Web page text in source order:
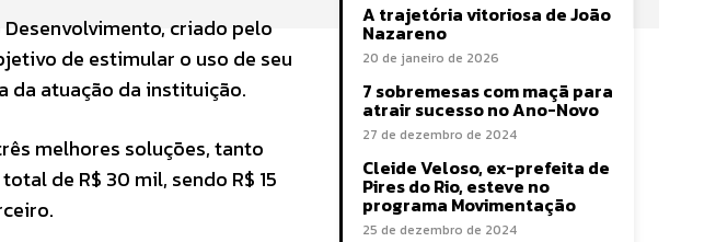
criado pelo
de estimular o uso de seu
da atuação da instituição.
melhores soluções, tanto
de R$ 30 mil, sendo R$ 15
A trajetória vitoriosa de João
Nazareno
20 de janeiro de 2026
7 sobremesas com maçã para
atrair sucesso no Ano-Novo
27 de dezembro de 2024
Cleide Veloso, ex-prefeita de
Pires do Rio, esteve no
programa Movimentação
25 de dezembro de 2024